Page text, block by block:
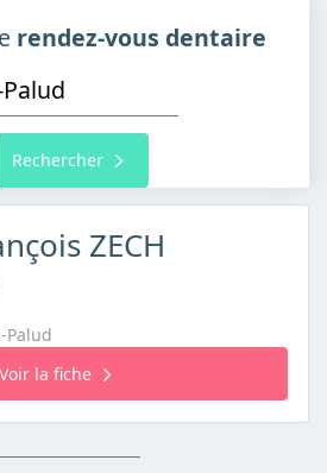
rendez-vous dentaire
Rechercher
ZECH
Palud
Voir la fiche